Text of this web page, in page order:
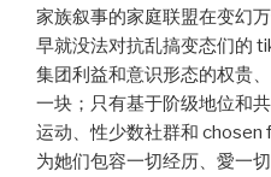
家族叙事的家庭联盟在变幻
早就没法对抗乱搞变态们的
集团利益和意识形态的权贵
一块；只有基于阶级地位和
运动、性少数社群和 chosen
为她们包容一切经历、愛一